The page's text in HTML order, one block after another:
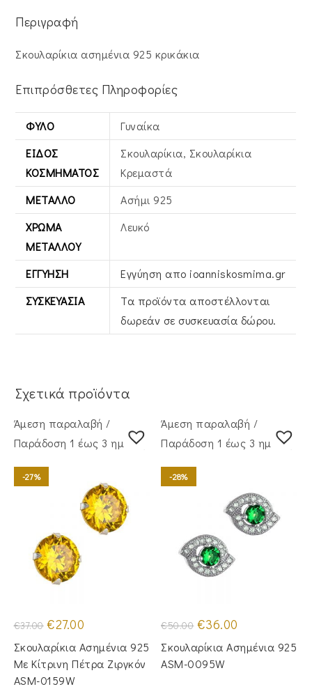
Περιγραφή
Σκουλαρίκια ασημένια 925 κρικάκια
Επιπρόσθετες Πληροφορίες
ΦΎΛΟ
Γυναίκα
ΕΊΔΟΣ
ΚΟΣΜΉΜΑΤΟΣ
Σκουλαρίκια, Σκουλαρίκια
Κρεμαστά
ΜΈΤΑΛΛΟ
Ασήμι 925
ΧΡΏΜΑ
ΜΕΤΆΛΛΟΥ
Λευκό
ΕΓΓΎΗΣΗ
Εγγύηση απο ioanniskosmima.gr
ΣΥΣΚΕΥΑΣΊΑ
Τα προϊόντα αποστέλλονται
δωρεάν σε συσκευασία δώρου.
Σχετικά προϊόντα
Άμεση παραλαβή /
Παράδoση 1 έως 3 ημέρες
-27%
€37.00 Original
price
was:
€37.00.
€27.00
είναι:
€27.00.
Σκουλαρίκια Ασημένια 925
Με Κίτρινη Πέτρα Ζιργκόν
ASM-0159W
Άμεση παραλαβή /
Παράδoση 1 έως 3 ημέρες
-28%
€50.00 Original
price
was:
€50.00.
€36.00
τιμή
είναι:
Σκουλαρίκια Ασημένια 925
ASM-0095W